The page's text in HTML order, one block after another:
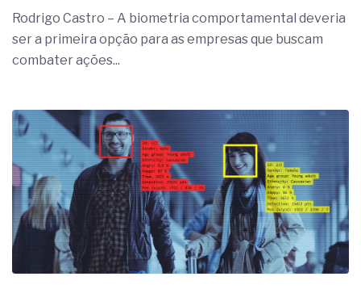
Rodrigo Castro – A biometria comportamental deveria
ser a primeira opção para as empresas que buscam
combater ações...